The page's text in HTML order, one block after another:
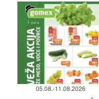
05.08.-11.08.2026